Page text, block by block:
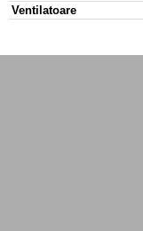
Ventilatoare